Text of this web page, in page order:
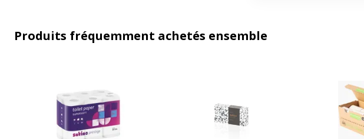
Produits fréquemment achetés ensemble